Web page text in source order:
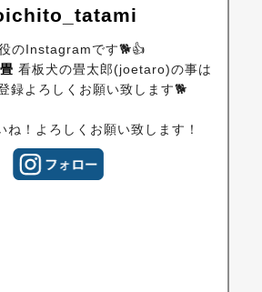
のInstagramです🐕👍
看板犬の畳太郎(joetaro)の事は
録よろしくお願い致します🐕
ね！よろしくお願い致します！